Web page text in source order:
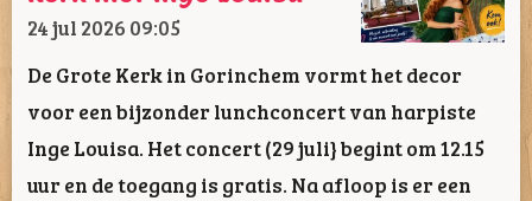
24 jul 2026 09:05
De Grote Kerk in Gorinchem vormt het decor
voor een bijzonder lunchconcert van harpiste
Inge Louisa. Het concert (29 juli} begint om 12.15
uur en de toegang is gratis. Na afloop is er een